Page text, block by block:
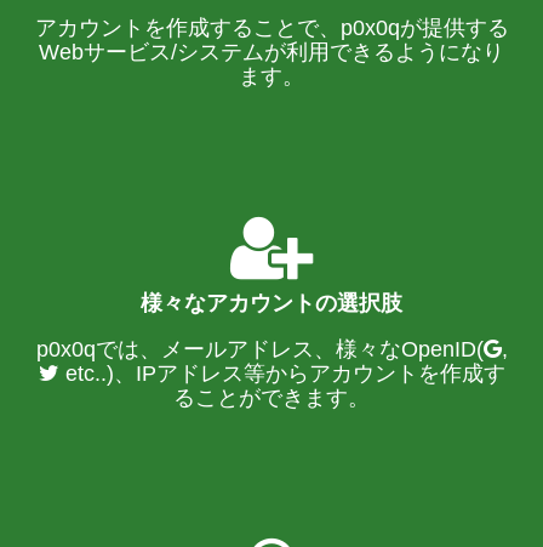
アカウントを作成することで、p0x0qが提供する
Webサービス/システムが利用できるようになり
ます。
様々なアカウントの選択肢
p0x0qでは、メールアドレス、様々なOpenID(
,
etc..)、IPアドレス等からアカウントを作成す
ることができます。